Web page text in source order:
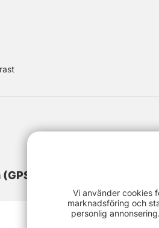
Vi använder cookies
marknadsföring och
personlig